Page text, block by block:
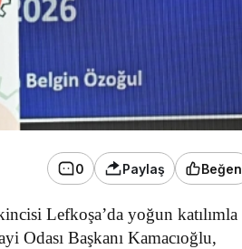
0 Paylaş Beğen
Lefkoşa’da yoğun katılımla
Odası Başkanı Kamacıoğlu,